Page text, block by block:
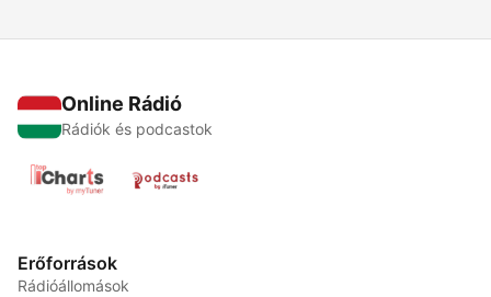
Online Rádió
Rádiók és podcastok
Erőforrások
Rádióállomások